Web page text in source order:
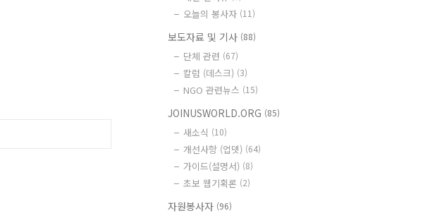
오늘의 봉사자 (11)
보도자료 및 기사 (88)
단체 관련 (67)
칼럼 (데스크) (3)
NGO 관련뉴스 (15)
JOINUSWORLD.ORG (85)
새소식 (10)
개선사항 (업뎃) (64)
가이드(설명서) (8)
초보 웹기획론 (2)
자원봉사자 (96)